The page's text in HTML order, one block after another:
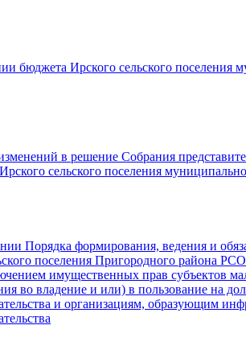
бюджета Ирского сельского
в решение Собрания
сельского поселения
Порядка формирования, ведения и
поселения Пригородного района
имущественных прав субъектов
во владение и или) в пользование на
и организациям, образующим